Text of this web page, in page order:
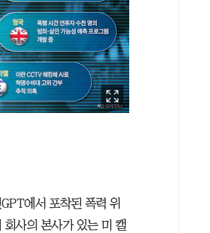
에서 포착된 폭력 위
사의 본사가 있는 미 캘